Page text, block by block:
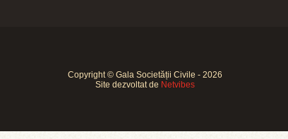
Copyright © Gala Societății Civile - 2026
Site dezvoltat de Netvibes